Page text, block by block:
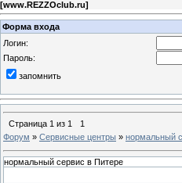
[www.REZZOclub.ru]
Форма входа
Логин:
Пароль:
запомнить
Страница 1 из 1
1
Форум » Сервисные центры » нормальный
нормальный сервис в Питере